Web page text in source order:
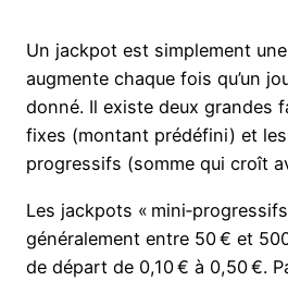
Un jackpot est simplement
augmente chaque fois qu’un
donné. Il existe deux grandes
fixes (montant prédéfini) et
progressifs (somme qui croît
Les jackpots «
généralement entre 50 € et
de départ de 0,10 € à 0,50 €.